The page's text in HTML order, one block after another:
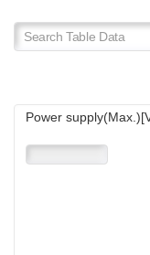
應，即使在生命週期長
可以放心採用。
Power